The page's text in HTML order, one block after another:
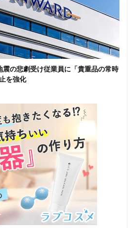
の悲劇受け従業員に「貴重品の常時
を強化